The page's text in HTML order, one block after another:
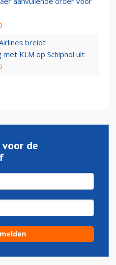
breidt
met KLM op Schiphol uit
voor de